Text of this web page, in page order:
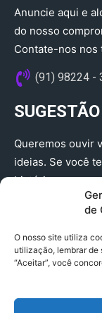
de
O nosso site utiliza
utilização, lembrar de
“Aceitar”, você
Anuncie aqui e
do nosso
Contate-nos nos
(91) 98224 -
Queremos ouvir
ideias. Se você
história que
(91) 98224 -